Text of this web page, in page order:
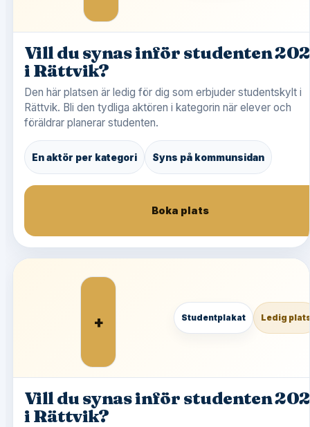
Vill du synas inför studenten
i Rättvik?
Den här platsen är ledig för dig som erbjuder studentskylt i
Rättvik. Bli den tydliga aktören i kategorin när elever och
föräldrar planerar studenten.
En aktör per kategori Syns på kommunsidan
Boka plats
+ Studentplakat Ledig
Vill du synas inför studenten
i Rättvik?